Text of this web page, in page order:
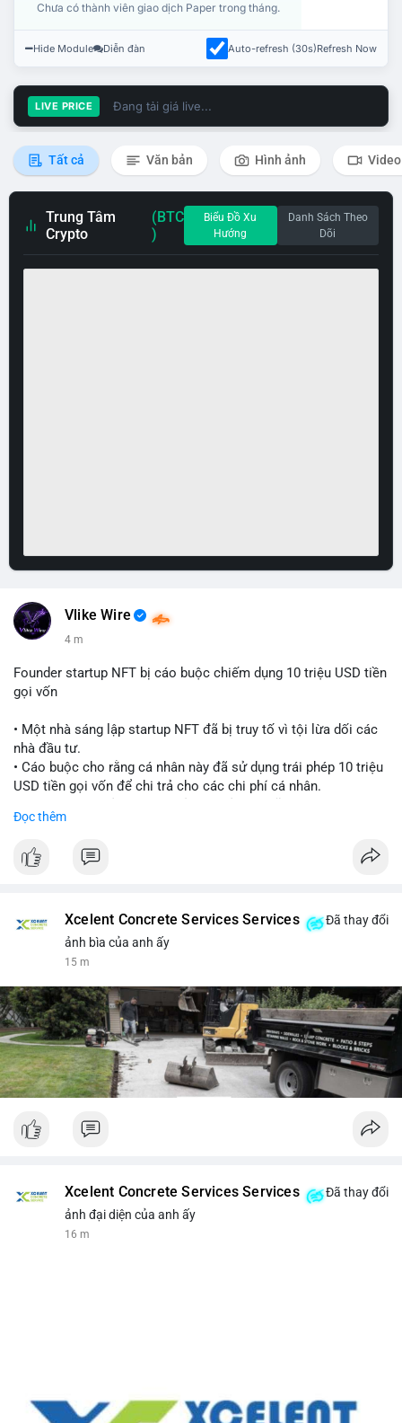
Chưa có thành viên giao dịch Paper trong tháng.
Hide Module Diễn đàn Auto-refresh (30s)Refresh Now
LIVE PRICE Đang tải giá live...
Tất cả Văn bản Hình ảnh Video
Trung Tâm
Crypto
(BTC
)
Biểu Đồ Xu
Hướng
Danh Sách Theo
Dõi
Vlike Wire
4 m
Founder startup NFT bị cáo buộc chiếm dụng 10 triệu USD tiền
gọi vốn
• Một nhà sáng lập startup NFT đã bị truy tố vì tội lừa dối các
nhà đầu tư.
• Cáo buộc cho rằng cá nhân này đã sử dụng trái phép 10 triệu
USD tiền gọi vốn để chi trả cho các chi phí cá nhân.
Web3.
#cryptonews #nft
#titanbot
Đọc thêm
Xcelent Concrete Services Services
Đã thay đổi
ảnh bìa của anh ấy
15 m
Xcelent Concrete Services Services
Đã thay đổi
ảnh đại diện của anh ấy
16 m